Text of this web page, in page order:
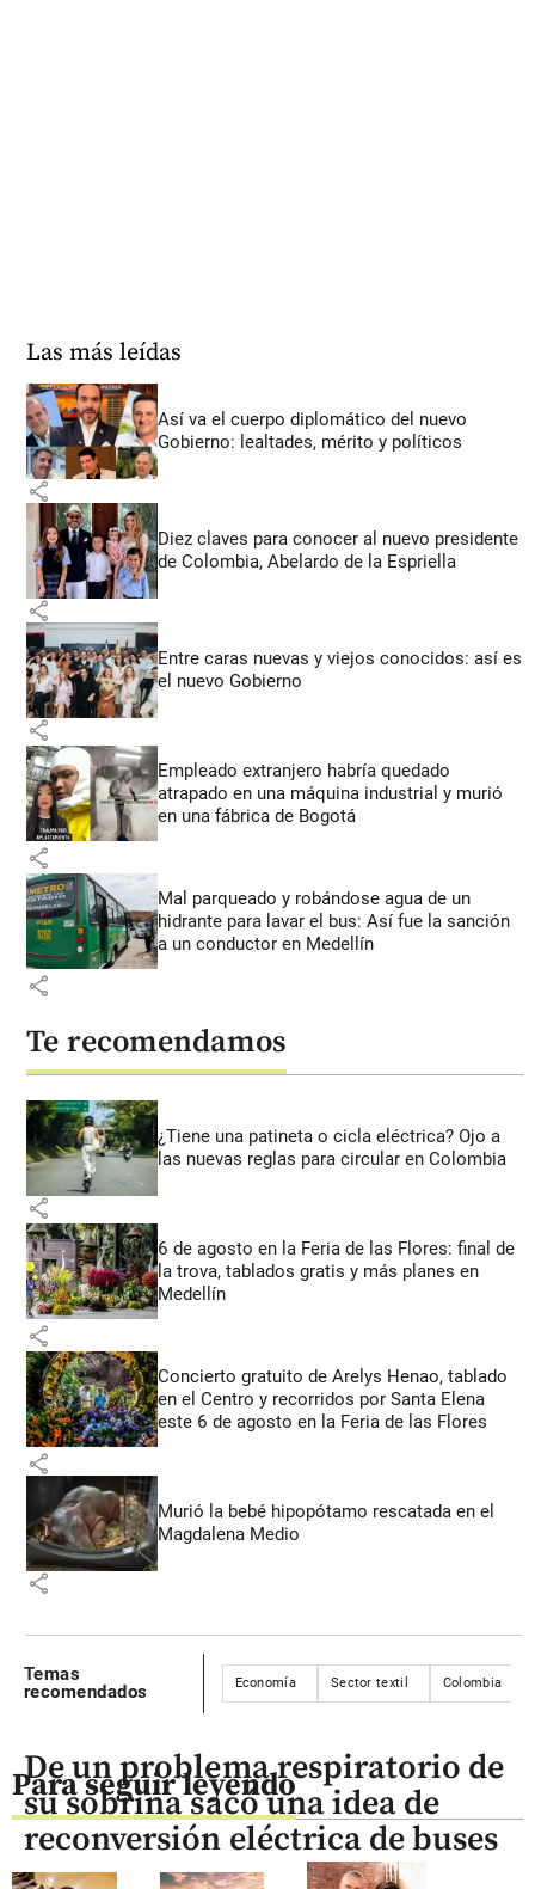
Las más leídas
Así va el cuerpo diplomático del nuevo
Gobierno: lealtades, mérito y políticos
share
Diez claves para conocer al nuevo presidente
de Colombia, Abelardo de la Espriella
share
Entre caras nuevas y viejos conocidos: así es
el nuevo Gobierno
share
Empleado extranjero habría quedado
atrapado en una máquina industrial y murió
en una fábrica de Bogotá
share
Mal parqueado y robándose agua de un
hidrante para lavar el bus: Así fue la sanción
a un conductor en Medellín
share
Te recomendamos
¿Tiene una patineta o cicla eléctrica? Ojo a
las nuevas reglas para circular en Colombia
share
6 de agosto en la Feria de las Flores: final de
la trova, tablados gratis y más planes en
Medellín
share
Concierto gratuito de Arelys Henao, tablado
en el Centro y recorridos por Santa Elena
este 6 de agosto en la Feria de las Flores
share
Murió la bebé hipopótamo rescatada en el
Magdalena Medio
share
Temas
recomendados
Economía Sector textil Colombia
Para seguir leyendo
De un problema respiratorio de
su sobrina sacó una idea de
reconversión eléctrica de buses